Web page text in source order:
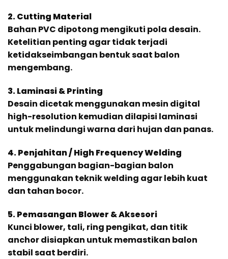
2. Cutting Material
Bahan PVC dipotong mengikuti pola desain.
Ketelitian penting agar tidak terjadi
ketidakseimbangan bentuk saat balon
mengembang.
3. Laminasi & Printing
Desain dicetak menggunakan mesin digital
high-resolution kemudian dilapisi laminasi
untuk melindungi warna dari hujan dan panas.
4. Penjahitan / High Frequency Welding
Penggabungan bagian-bagian balon
menggunakan teknik welding agar lebih kuat
dan tahan bocor.
5. Pemasangan Blower & Aksesori
Kunci blower, tali, ring pengikat, dan titik
anchor disiapkan untuk memastikan balon
stabil saat berdiri.